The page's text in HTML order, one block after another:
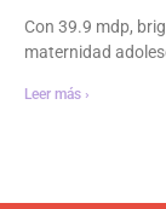
Con 39.9 mdp,
maternidad
Leer más ›